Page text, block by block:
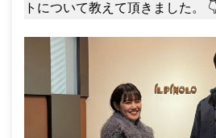
トについて教えて頂きました。